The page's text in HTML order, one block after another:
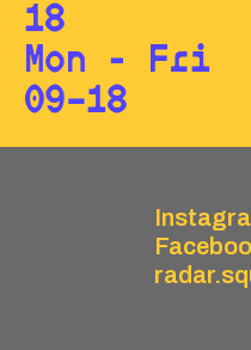
18
Mon - Fri
09–18